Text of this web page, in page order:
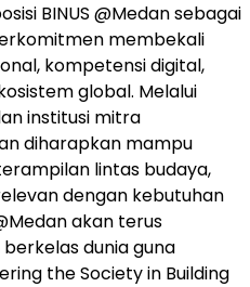
BINUS @Medan sebagai
membekali
kompetensi digital,
global. Melalui
institusi mitra
diharapkan mampu
lintas budaya,
dengan kebutuhan
akan terus
dunia guna
the Society in Building